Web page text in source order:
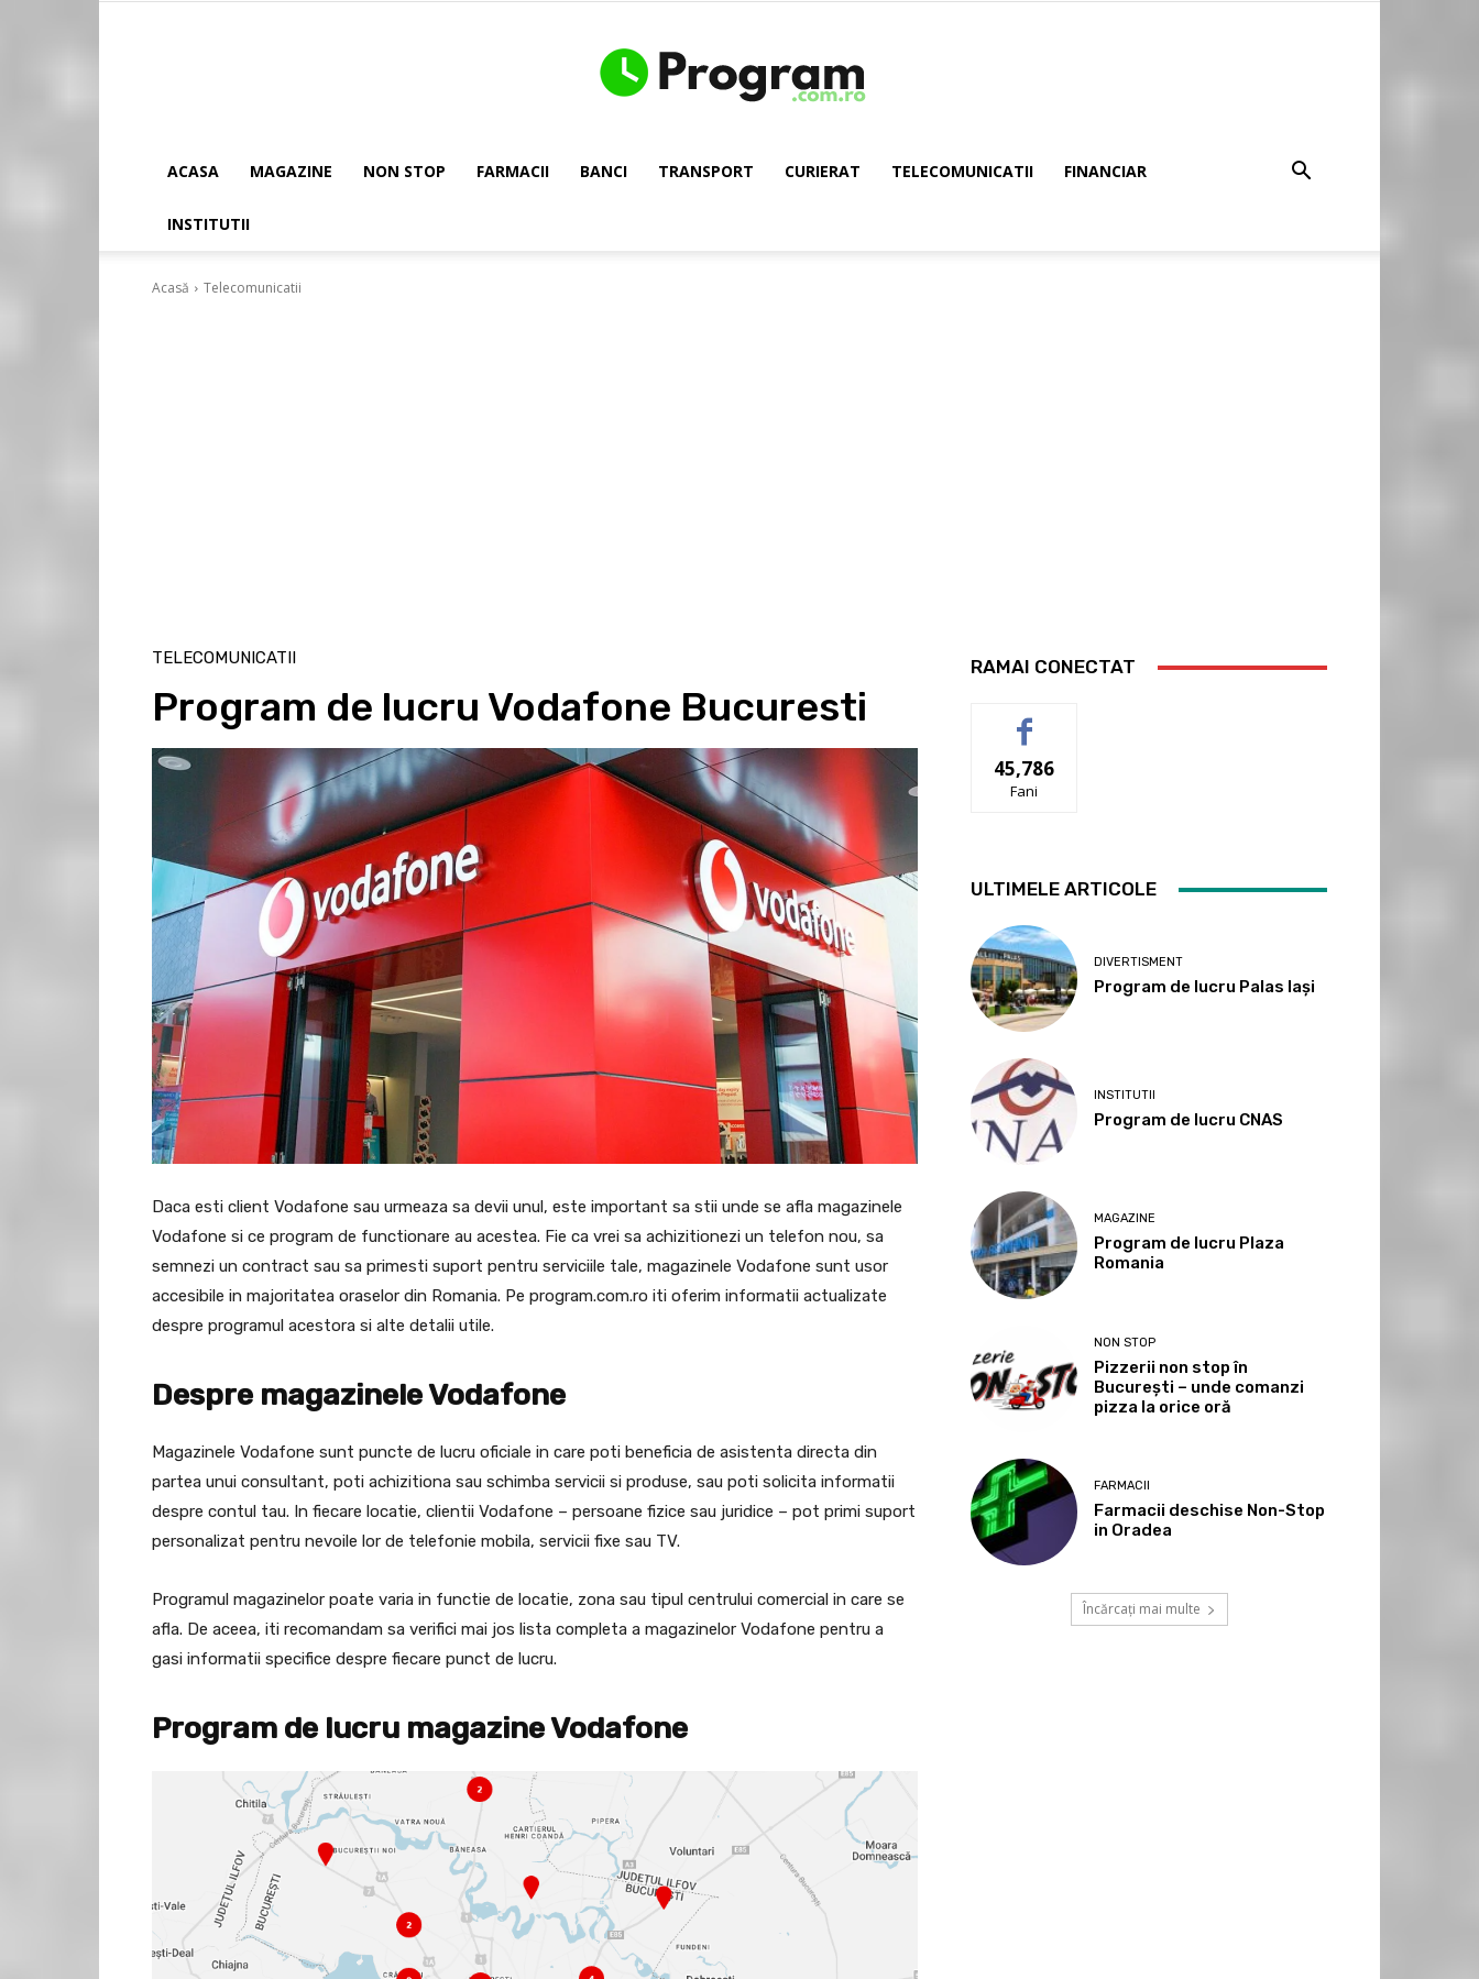
Program.com.ro
ACASA MAGAZINE NON STOP FARMACII BANCI TRANSPORT CURIERAT TELECOMUNICATII FINANCIAR
INSTITUTII
Acasă Telecomunicatii
TELECOMUNICATII
Program de lucru Vodafone Bucuresti
Daca esti client Vodafone sau urmeaza sa devii unul, este important sa stii unde se afla magazinele
Vodafone si ce program de functionare au acestea. Fie ca vrei sa achizitionezi un telefon nou, sa
semnezi un contract sau sa primesti suport pentru serviciile tale, magazinele Vodafone sunt usor
accesibile in majoritatea oraselor din Romania. Pe program.com.ro iti oferim informatii actualizate
despre programul acestora si alte detalii utile.
Despre magazinele Vodafone
Magazinele Vodafone sunt puncte de lucru oficiale in care poti beneficia de asistenta directa din
partea unui consultant, poti achizitiona sau schimba servicii si produse, sau poti solicita informatii
despre contul tau. In fiecare locatie, clientii Vodafone – persoane fizice sau juridice – pot primi suport
personalizat pentru nevoile lor de telefonie mobila, servicii fixe sau TV.
Programul magazinelor poate varia in functie de locatie, zona sau tipul centrului comercial in care se
afla. De aceea, iti recomandam sa verifici mai jos lista completa a magazinelor Vodafone pentru a
gasi informatii specifice despre fiecare punct de lucru.
Program de lucru magazine Vodafone
RAMAI CONECTAT
45,786
Fani
ULTIMELE ARTICOLE
DIVERTISMENT
Program de lucru Palas Iași
INSTITUTII
Program de lucru CNAS
MAGAZINE
Program de lucru Plaza
Romania
NON STOP
Pizzerii non stop în
București – unde comanzi
pizza la orice oră
FARMACII
Farmacii deschise Non-Stop
in Oradea
Încărcați mai multe